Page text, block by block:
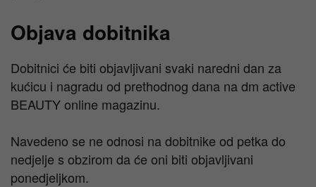
Objava dobitnika
Dobitnici će biti objavljivani svaki naredni dan za
kućicu i nagradu od prethodnog dana na dm active
BEAUTY online magazinu.
Navedeno se ne odnosi na dobitnike od petka do
nedjelje s obzirom da će oni biti objavljivani
ponedjeljkom.